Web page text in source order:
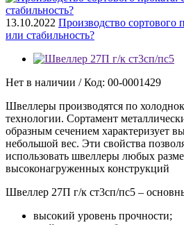
13.10.2022 Производство сортового
или стабильность?
Нет в наличии / Код: 00-0001429
Швеллеры производятся по
технологии. Сортамент
образным сечением характеризует
небольшой вес. Эти свойства
использовать швеллеры любых
высоконагруженных конструкций
Швеллер 27П г/к ст3сп/пс5 –
высокий уровень прочности;